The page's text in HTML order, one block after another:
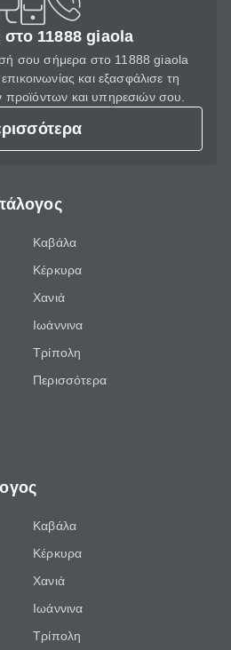
11888 giaola
σου σήμερα στο 11888 giaola
και εξασφάλισε τη
και υπηρεσιών σου.
Καβάλα
Κέρκυρα
Χανιά
Ιωάννινα
Τρίπολη
Περισσότερα
Καβάλα
Κέρκυρα
Χανιά
Ιωάννινα
Τρίπολη